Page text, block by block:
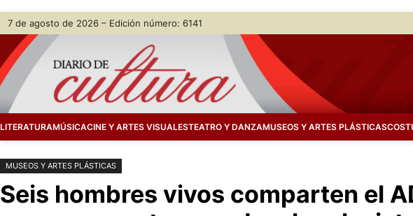
Saltar
contenido
Skip
content
7 de agosto de 2026 – Edición número: 6141
LITERATURAMÚSICACINE Y ARTES VISUALESTEATRO Y DANZAMUSEOS Y ARTES PLÁSTICAS
MUSEOS Y ARTES PLÁSTICAS
Seis hombres vivos comparten el